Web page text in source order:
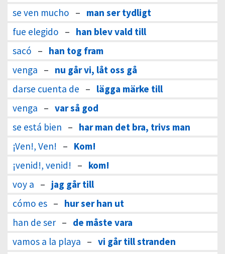
se ven mucho – man ser tydligt
fue elegido – han blev vald till
sacó – han tog fram
venga – nu går vi, låt oss gå
darse cuenta de – lägga märke till
venga – var så god
se está bien – har man det bra, trivs man
¡Ven!, Ven! – Kom!
¡venid!, venid! – kom!
voy a – jag går till
cómo es – hur ser han ut
han de ser – de måste vara
vamos a la playa – vi går till stranden